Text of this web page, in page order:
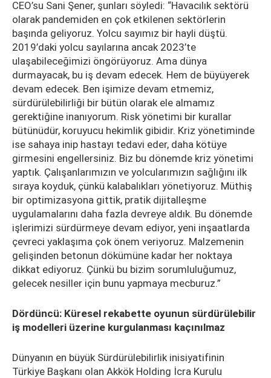
CEO’su Sani Şener, şunları söyledi: “Havacılık sektörü
olarak pandemiden en çok etkilenen sektörlerin
başında geliyoruz. Yolcu sayımız bir hayli düştü.
2019’daki yolcu sayılarına ancak 2023’te
ulaşabileceğimizi öngörüyoruz. Ama dünya
durmayacak, bu iş devam edecek. Hem de büyüyerek
devam edecek. Ben işimize devam etmemiz,
sürdürülebilirliği bir bütün olarak ele almamız
gerektiğine inanıyorum. Risk yönetimi bir kurallar
bütünüdür, koruyucu hekimlik gibidir. Kriz yönetiminde
ise sahaya inip hastayı tedavi eder, daha kötüye
girmesini engellersiniz. Biz bu dönemde kriz yönetimi
yaptık. Çalışanlarımızın ve yolcularımızın sağlığını ilk
sıraya koyduk, çünkü kalabalıkları yönetiyoruz. Müthiş
bir optimizasyona gittik, pratik dijitalleşme
uygulamalarını daha fazla devreye aldık. Bu dönemde
işlerimizi sürdürmeye devam ediyor, yeni inşaatlarda
çevreci yaklaşıma çok önem veriyoruz. Malzemenin
gelişinden betonun dökümüne kadar her noktaya
dikkat ediyoruz. Çünkü bu bizim sorumluluğumuz,
gelecek nesiller için bunu yapmaya mecburuz.”
Dördüncü: Küresel rekabette oyunun sürdürülebilir
iş modelleri üzerine kurgulanması kaçınılmaz
Dünyanın en büyük Sürdürülebilirlik inisiyatifinin
Türkiye Başkanı olan Akkök Holding İcra Kurulu